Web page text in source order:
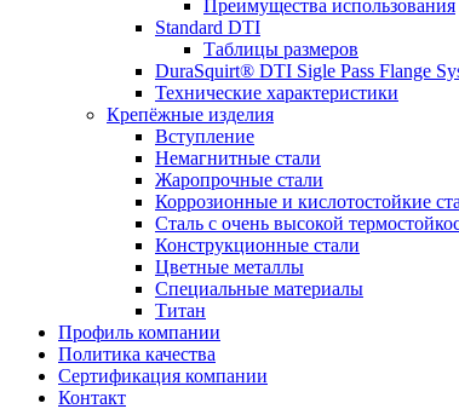
Преимущества использования
Standard DTI
Таблицы размеров
DuraSquirt® DTI Sigle Pass Flange
Технические характеристики
Крепёжные изделия
Вступление
Немагнитные стали
Жаропрочные стали
Коррозионные и кислотостойкие
Сталь с очень высокой
Конструкционные стали
Цветные металлы
Специальные материалы
Титан
Профиль компании
Политика качества
Сертификация компании
Контакт